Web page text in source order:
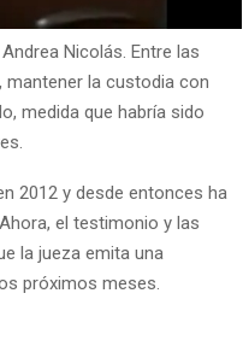
Nicolás. Entre las
mantener la custodia con
medida que habría sido
2012 y desde entonces ha
el testimonio y las
la jueza emita una
próximos meses.